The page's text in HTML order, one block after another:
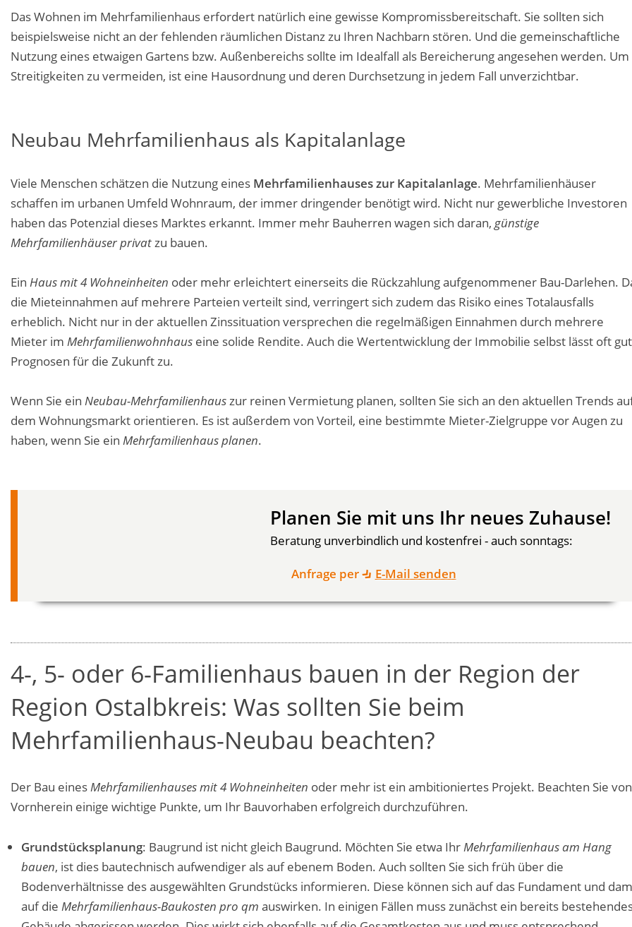
Das Wohnen im Mehrfamilienhaus erfordert natürlich eine gewisse Kompromissbereitschaft. Sie sollten sich
beispielsweise nicht an der fehlenden räumlichen Distanz zu Ihren Nachbarn stören. Und die gemeinschaftliche
Nutzung eines etwaigen Gartens bzw. Außenbereichs sollte im Idealfall als Bereicherung angesehen werden. Um
Streitigkeiten zu vermeiden, ist eine Hausordnung und deren Durchsetzung in jedem Fall unverzichtbar.
Neubau Mehrfamilienhaus als Kapitalanlage
Viele Menschen schätzen die Nutzung eines Mehrfamilienhauses zur Kapitalanlage. Mehrfamilienhäuser
schaffen im urbanen Umfeld Wohnraum, der immer dringender benötigt wird. Nicht nur gewerbliche Investoren
haben das Potenzial dieses Marktes erkannt. Immer mehr Bauherren wagen sich daran, günstige
Mehrfamilienhäuser privatzu bauen.
Ein Haus mit 4 Wohneinheiten oder mehr erleichtert einerseits die Rückzahlung aufgenommener Bau-Darlehen.
die Mieteinnahmen auf mehrere Parteien verteilt sind, verringert sich zudem das Risiko eines Totalausfalls
erheblich. Nicht nur in der aktuellen Zinssituation versprechen die regelmäßigen Einnahmen durch mehrere
Mieter im Mehrfamilienwohnhaus eine solide Rendite. Auch die Wertentwicklung der Immobilie selbst lässt oft
Prognosen für die Zukunft zu.
Wenn Sie ein Neubau-Mehrfamilienhauszur reinen Vermietung planen, sollten Sie sich an den aktuellen Trends
dem Wohnungsmarkt orientieren. Es ist außerdem von Vorteil, eine bestimmte Mieter-Zielgruppe vor Augen zu
haben, wenn Sie ein Mehrfamilienhaus planen.
Planen Sie mit uns Ihr neues Zuhause!
Beratung unverbindlich und kostenfrei - auch sonntags:
Anfrage per E-Mail senden
4-, 5- oder 6-Familienhaus bauen in der Region der
Region Ostalbkreis: Was sollten Sie beim
Mehrfamilienhaus-Neubau beachten?
Der Bau einesMehrfamilienhauses mit 4 Wohneinheiten oder mehr ist ein ambitioniertes Projekt. Beachten Sie von
Vornherein einige wichtige Punkte, um Ihr Bauvorhaben erfolgreich durchzuführen.
Grundstücksplanung: Baugrund ist nicht gleich Baugrund. Möchten Sie etwa IhrMehrfamilienhaus am Hang
bauen, ist dies bautechnisch aufwendiger als auf ebenem Boden. Auch sollten Sie sich früh über die
Bodenverhältnisse des ausgewählten Grundstücks informieren. Diese können sich auf das Fundament und
auf die Mehrfamilienhaus-Baukosten pro qm auswirken. In einigen Fällen muss zunächst ein bereits